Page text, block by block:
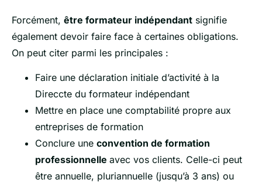
Forcément, être formateur indépendant signifie
également devoir faire face à certaines obligations.
On peut citer parmi les principales :
Faire une déclaration initiale d’activité à la
Direccte du formateur indépendant
Mettre en place une comptabilité propre aux
entreprises de formation
Conclure une convention de formation
professionnelle avec vos clients. Celle-ci peut
être annuelle, pluriannuelle (jusqu’à 3 ans) ou